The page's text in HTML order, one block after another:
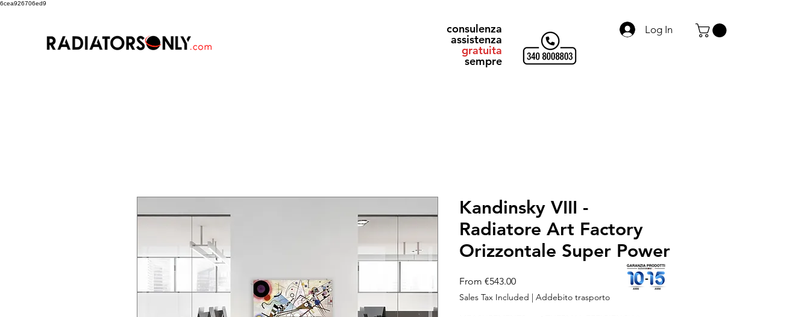
6cea926706ed9
consulenza
assistenza
gratuita
sempre
Log In
Kandinsky VIII -
Radiatore Art Factory
Orizzontale Super Power
From €543.00Sale
Price
Sales Tax Included | Addebito trasporto